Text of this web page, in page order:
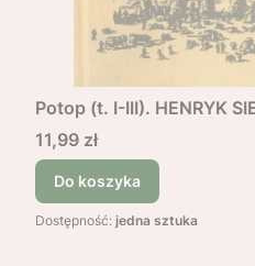
Potop (t. I-III). HENRYK
Cena
11,99 zł
Do koszyka
Dostępność: jedna sztuka